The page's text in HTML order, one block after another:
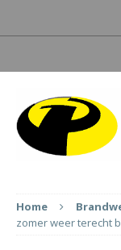
Home
zomer weer terecht